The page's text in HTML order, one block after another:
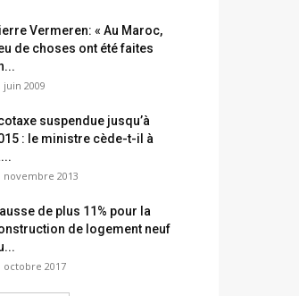
Vermeren: « Au Maroc,
de choses ont été faites
juin 2009
suspendue jusqu’à
: le ministre cède-t-il à
novembre 2013
de plus 11% pour la
de logement neuf
octobre 2017